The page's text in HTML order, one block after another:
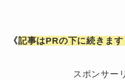
《記事はPRの下に続きます
スポンサー